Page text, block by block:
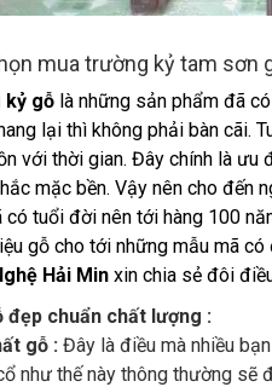
mua trường kỷ tam sơn
kỷ gỗ là những sản phẩm đã
lại thì không phải bàn cãi.
với thời gian. Đây chính là ưu
mặc bền. Vậy nên cho đến
có tuổi đời nên tới hàng 100
gỗ cho tới những mẫu mã
Hải Min xin chia sẻ đôi
đẹp chuẩn chất lượng :
gỗ : Đây là điều mà nhiều
như thế này thông thường sẽ